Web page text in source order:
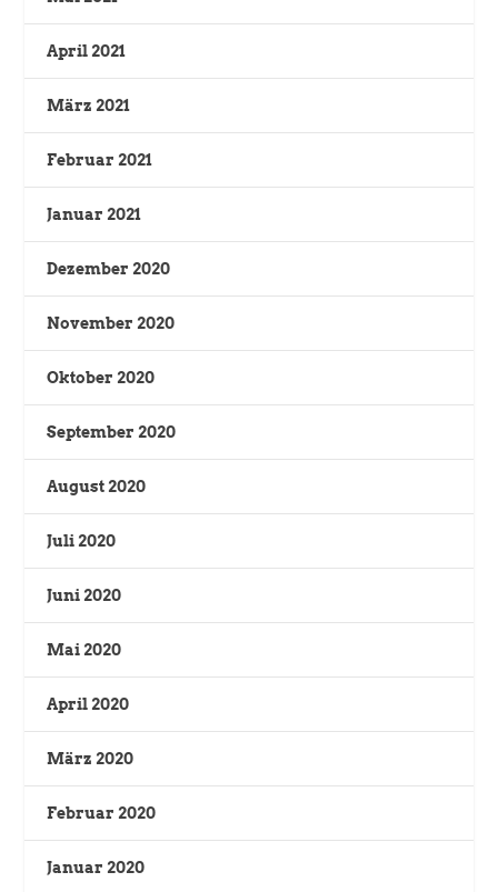
April 2021
März 2021
Februar 2021
Januar 2021
Dezember 2020
November 2020
Oktober 2020
September 2020
August 2020
Juli 2020
Juni 2020
Mai 2020
April 2020
März 2020
Februar 2020
Januar 2020